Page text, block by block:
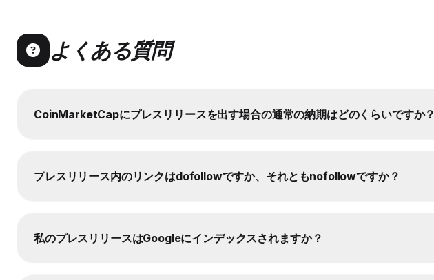
よくある質問
CoinMarketCapにプレスリリースを出す場合の通常の納期はどのくらいですか？
プレスリリース内のリンクはdofollowですか、それともnofollowですか？
私のプレスリリースはGoogleにインデックスされますか？